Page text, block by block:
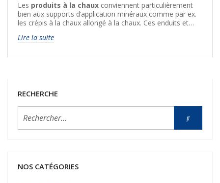
Les produits à la chaux conviennent particulièrement
bien aux supports d’application minéraux comme par ex.
les crépis à la chaux allongé à la chaux. Ces enduits et
Ils peuvent être directement traités avec tous les produits
la matière minérale de même nature.
Lire la suite
RECHERCHE
NOS CATÉGORIES